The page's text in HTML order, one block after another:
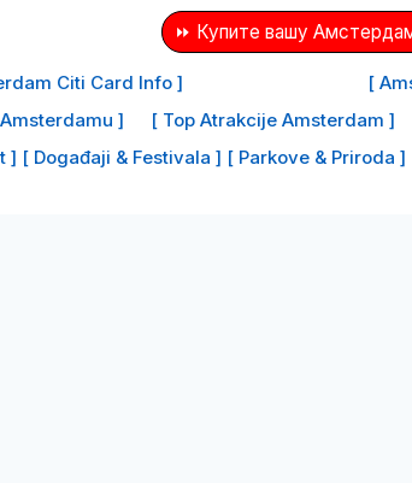
⏩ Купите вашу
Citi Card Info ]
[
]
[ Top Atrakcije Amsterdam ]
] [ Događaji & Festivala ] [ Parkove & Priroda ]